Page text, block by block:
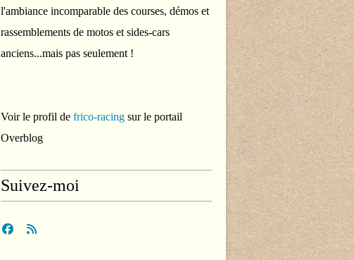
l'ambiance incomparable des courses, démos et
rassemblements de motos et sides-cars
anciens...mais pas seulement !
Voir le profil de frico-racing sur le portail
Overblog
Suivez-moi